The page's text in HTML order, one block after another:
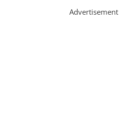
Advertisement